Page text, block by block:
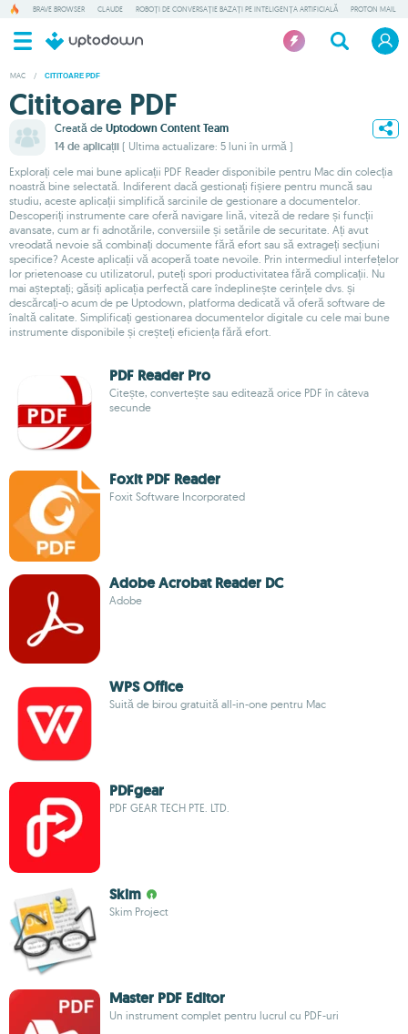
BRAVE BROWSER CLAUDE ROBOȚI DE CONVERSAȚIE BAZAȚI PE INTELIGENȚA ARTIFICIALĂ PROTON MAIL
MAC / CITITOARE PDF
Cititoare PDF
Creată de Uptodown Content Team
14 de aplicații ( Ultima actualizare: 5 luni în urmă )
Explorați cele mai bune aplicații PDF Reader disponibile pentru Mac din colecția
noastră bine selectată. Indiferent dacă gestionați fișiere pentru muncă sau
studiu, aceste aplicații simplifică sarcinile de gestionare a documentelor.
Descoperiți instrumente care oferă navigare lină, viteză de redare și funcții
avansate, cum ar fi adnotările, conversiile și setările de securitate. Ați avut
vreodată nevoie să combinați documente fără efort sau să extrageți secțiuni
specifice? Aceste aplicații vă acoperă toate nevoile. Prin intermediul interfețelor
lor prietenoase cu utilizatorul, puteți spori productivitatea fără complicații. Nu
mai așteptați; găsiți aplicația perfectă care îndeplinește cerințele dvs. și
descărcați-o acum de pe Uptodown, platforma dedicată vă oferă software de
înaltă calitate. Simplificați gestionarea documentelor digitale cu cele mai bune
instrumente disponibile și creșteți eficiența fără efort.
PDF Reader Pro
Citește, convertește sau editează orice PDF în câteva
secunde
Foxit PDF Reader
Foxit Software Incorporated
Adobe Acrobat Reader DC
Adobe
WPS Office
Suită de birou gratuită all-in-one pentru Mac
PDFgear
PDF GEAR TECH PTE. LTD.
Skim
Skim Project
Master PDF Editor
Un instrument complet pentru lucrul cu PDF-uri